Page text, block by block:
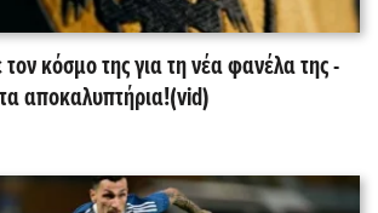
κόσμο της για τη νέα φανέλα της -
αποκαλυπτήρια!(vid)